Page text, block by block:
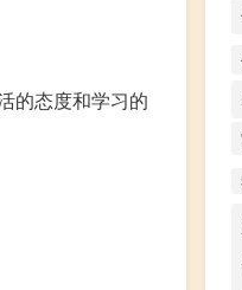
的态度和学习的